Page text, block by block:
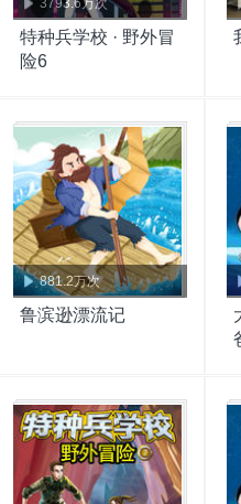
3793.6万次
特种兵学校 · 野外冒
险6
881.2万次
鲁滨逊漂流记